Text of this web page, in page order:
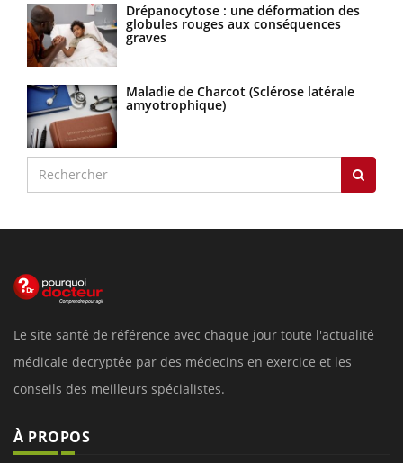
Drépanocytose : une déformation des
globules rouges aux conséquences
graves
Maladie de Charcot (Sclérose latérale
amyotrophique)
Le site santé de référence avec chaque jour toute l'actualité
médicale decryptée par des médecins en exercice et les
conseils des meilleurs spécialistes.
À PROPOS